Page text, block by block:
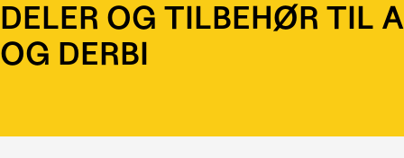
DELER OG TILBEHØR TIL
OG DERBI